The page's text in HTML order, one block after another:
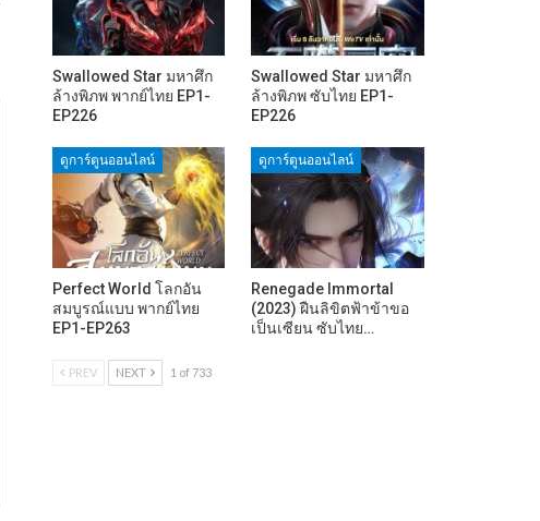
Swallowed Star มหาศึก
ล้างพิภพ พากย์ไทย EP1-
EP226
Swallowed Star มหาศึก
ล้างพิภพ ซับไทย EP1-
EP226
ดูการ์ตูนออนไลน์
Perfect World โลกอัน
สมบูรณ์แบบ พากย์ไทย
EP1-EP263
ดูการ์ตูนออนไลน์
Renegade Immortal
(2023) ฝืนลิขิตฟ้าข้าขอ
เป็นเซียน ซับไทย…
PREV NEXT 1 of 733